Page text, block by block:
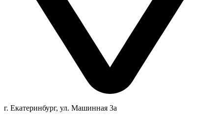
г. Екатеринбург, ул. Машинная 3а